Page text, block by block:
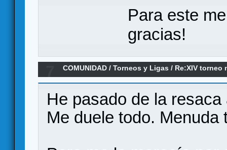
Para este
gracias!
COMUNIDAD /Torneos y Ligas / Re:XIV torneo
FINAL...TENEMOS GANADOR
He pasado de la
Me duele todo. Menuda